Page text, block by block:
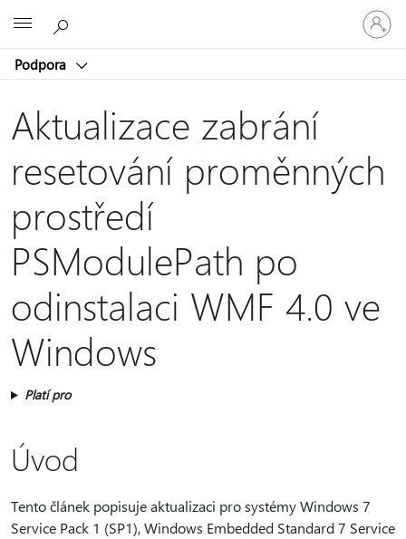
Podpora
Přihlaste
se
ke
účtu
Aktualizace zabrání
resetování proměnných
prostředí
PSModulePath po
odinstalaci WMF 4.0 ve
Windows
Platí pro
Úvod
Tento článek popisuje aktualizaci pro systémy Windows 7
Service Pack 1 (SP1), Windows Embedded Standard 7 Service